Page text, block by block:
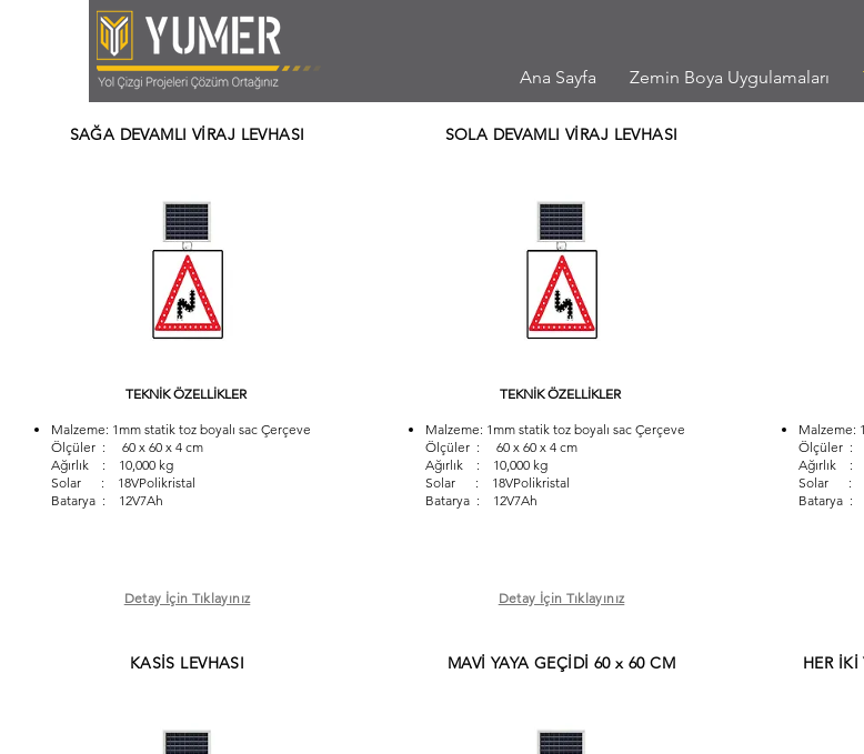
Ana Sayfa Zemin Boya Uygulamaları
SAĞA DEVAMLI VİRAJ LEVHASI
TEKNİK ÖZELLİKLER
Malzeme: 1mm statik toz boyalı sac Çerçeve
Ölçüler : 60 x 60 x 4 cm
Ağırlık : 10,000 kg
Solar : 18VPolikristal
Batarya : 12V7Ah
Detay İçin Tıklayınız
SOLA DEVAMLI VİRAJ LEVHASI
TEKNİK ÖZELLİKLER
Malzeme: 1mm statik toz boyalı sac Çerçeve
Ölçüler : 60 x 60 x 4 cm
Ağırlık : 10,000 kg
Solar : 18VPolikristal
Batarya : 12V7Ah
Detay İçin Tıklayınız
Malzeme:
Ölçüler :
Ağırlık :
Solar :
Batarya :
KASİS LEVHASI MAVİ YAYA GEÇİDİ 60 x 60 CM HER